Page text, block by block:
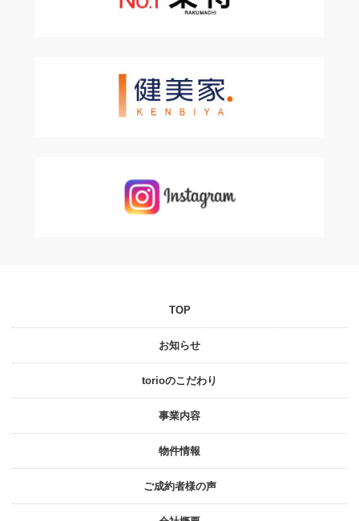
TOP
お知らせ
torioのこだわり
事業内容
物件情報
ご成約者様の声